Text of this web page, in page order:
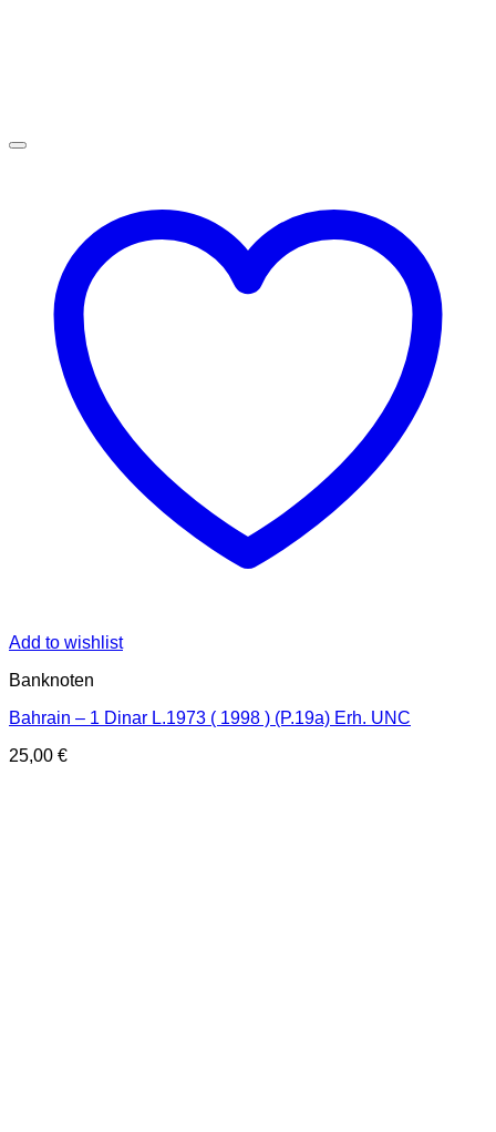
Add to wishlist
Banknoten
Bahrain – 1 Dinar L.1973 ( 1998 ) (P.19a) Erh. UNC
25,00 €